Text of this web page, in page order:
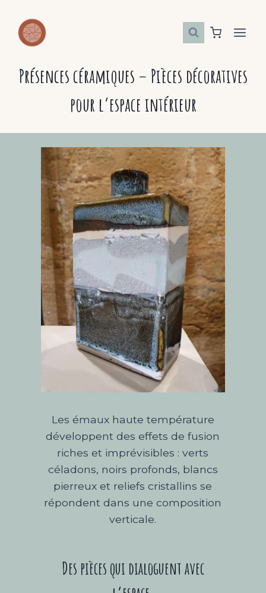
contenu
Présences céramiques – Pièces décoratives
pour l’espace intérieur
Les émaux haute température
développent des effets de fusion
riches et imprévisibles : verts
céladons, noirs profonds, blancs
pierreux et reliefs cristallins se
répondent dans une composition
verticale.
Des pièces qui dialoguent avec